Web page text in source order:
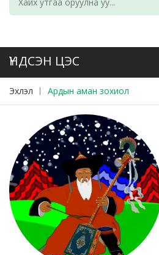
Эхлэл Ардын аман зохиол